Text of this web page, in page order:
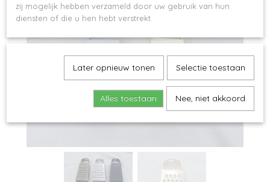
zij mogelijk hebben verzameld door uw gebruik van hun
diensten of die u hen hebt verstrekt.
Later opnieuw tonen Selectie toestaan
Alles toestaan Nee, niet akkoord